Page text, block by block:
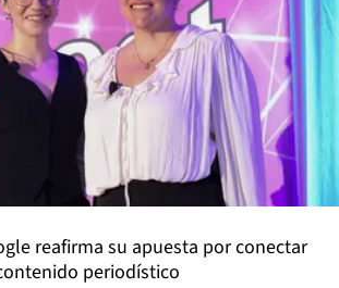
reafirma su apuesta por conectar
periodístico